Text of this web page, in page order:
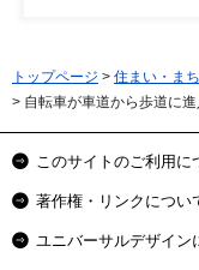
トップページ > 住まい・ま
> 自転車が車道から歩道に
このサイトのご利用に
著作権・リンクについ
ユニバーサルデザイン